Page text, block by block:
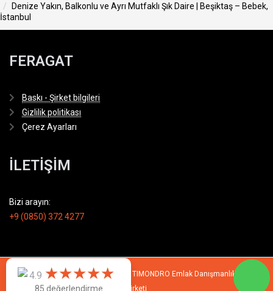
Denize Yakın, Balkonlu ve Ayrı Mutfaklı Şık Daire | Beşiktaş – Bebek,
İstanbul
FERAGAT
Baskı - Şirket bilgileri
Gizlilik politikası
Çerez Ayarları
4.9 ★★★★★
★★★★★
85 değerlendirme
İLETİŞİM
Bizi arayın:
+9 (0850) 372 4277
© 2007 - 2026 All rights reserved by TIMONDRO Emlak Danışmanlık Limited
Şirketi